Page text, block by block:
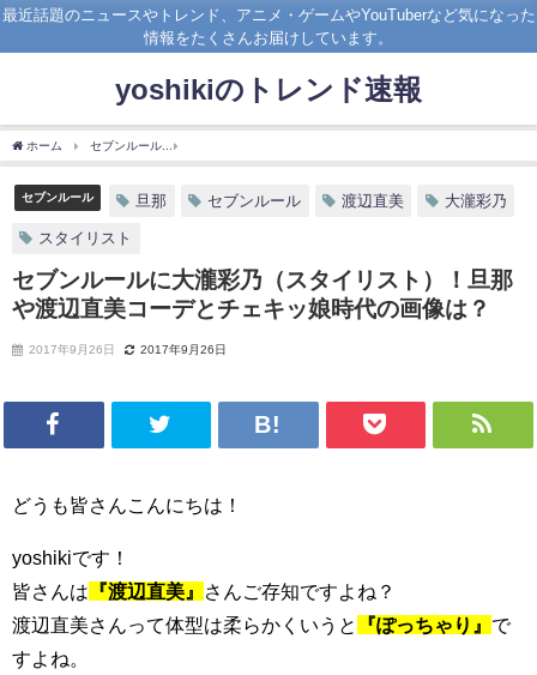
最近話題のニュースやトレンド、アニメ・ゲームやYouTuberなど気になった
情報をたくさんお届けしています。
yoshikiのトレンド速報
ホーム セブンルール
セブンルール 旦那 セブンルール 渡辺直美 大瀧彩乃
スタイリスト
セブンルールに大瀧彩乃（スタイリスト）！旦那
や渡辺直美コーデとチェキッ娘時代の画像は？
2017年9月26日 2017年9月26日
どうも皆さんこんにちは！
yoshikiです！
皆さんは 『渡辺直美』
さんご存知ですよね？
渡辺直美さんって体型は柔らかくいうと
『ぽっちゃり』 で
すよね。